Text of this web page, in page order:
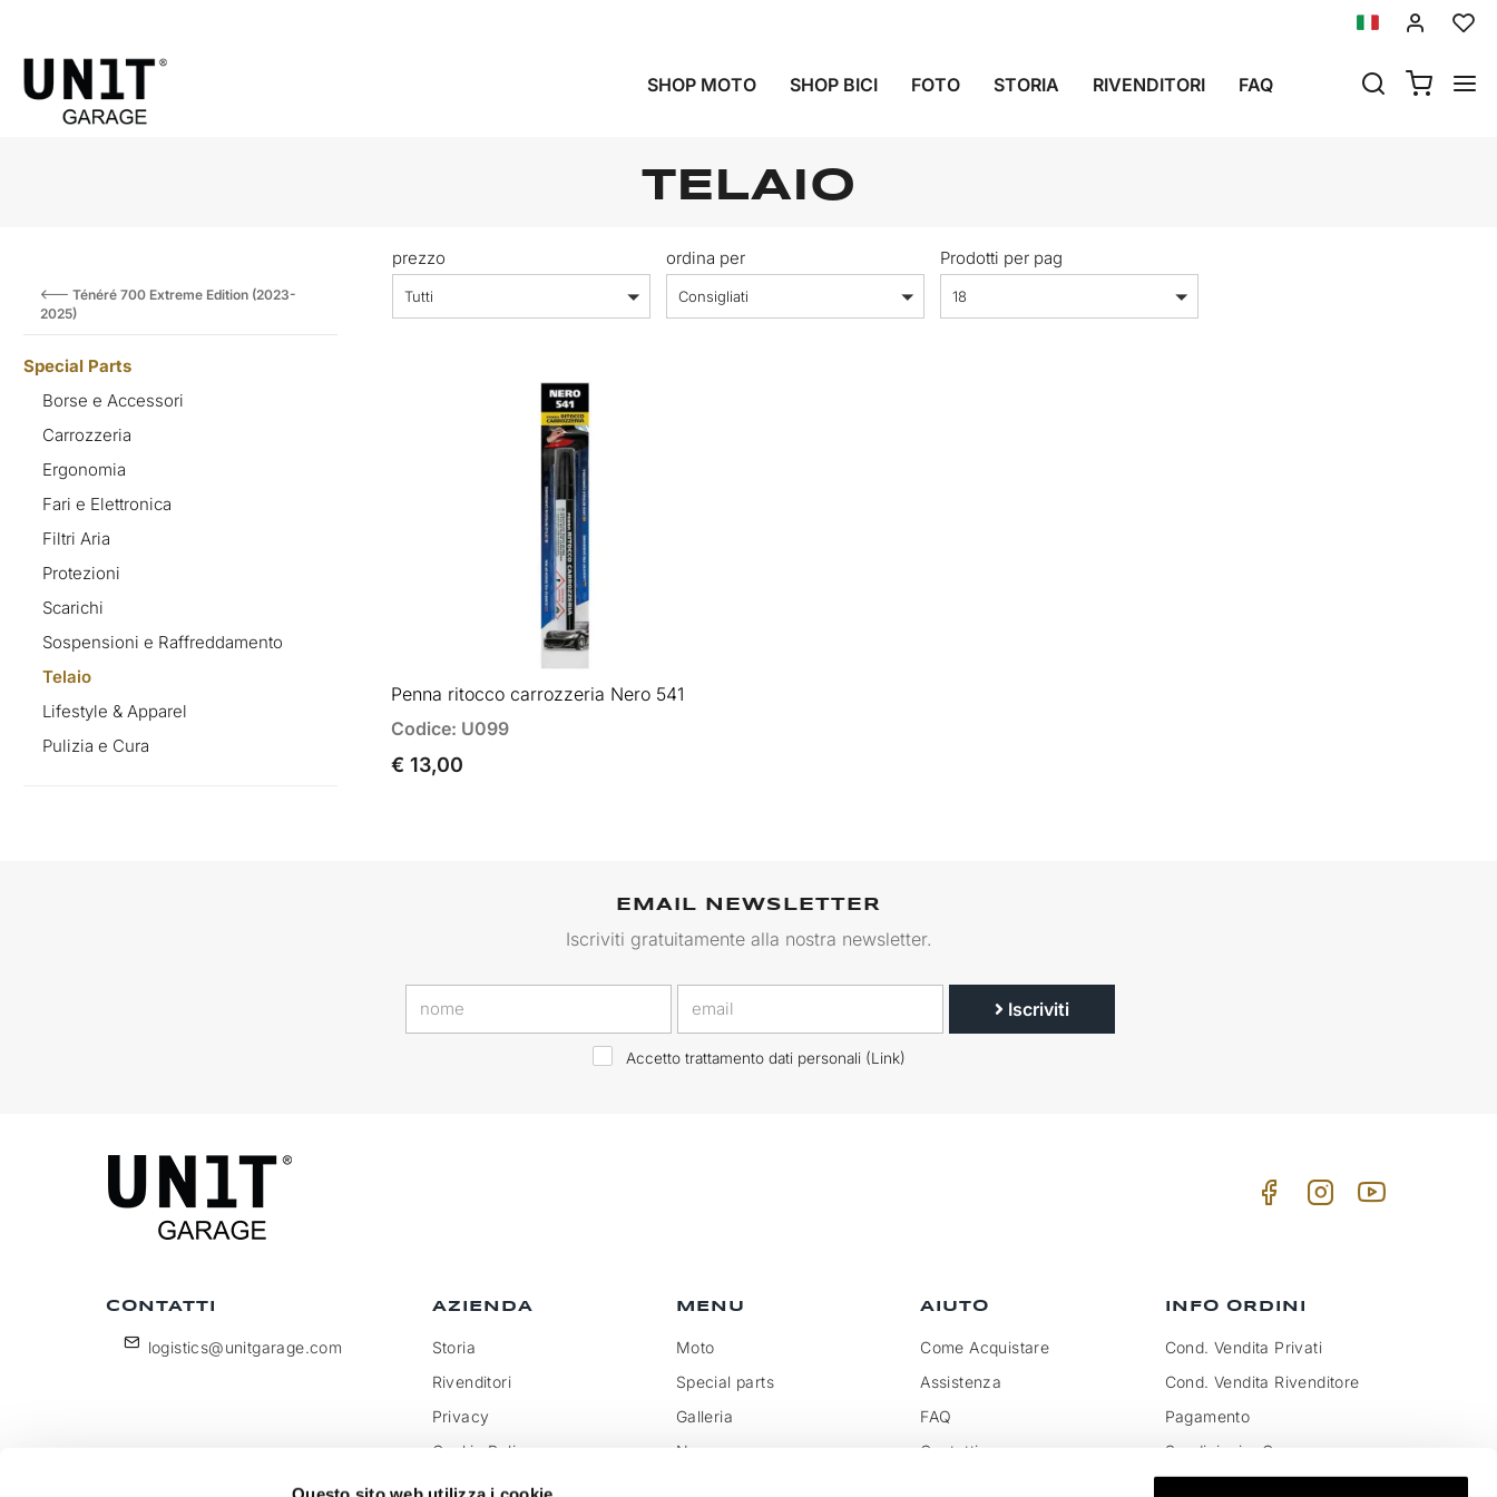
SHOP MOTO SHOP BICI FOTO STORIA RIVENDITORI FAQ
TELAIO
Ténéré 700 Extreme Edition (2023-
2025)
Special Parts
Borse e Accessori
Carrozzeria
Ergonomia
Fari e Elettronica
Filtri Aria
Protezioni
Scarichi
Sospensioni e Raffreddamento
Telaio
Lifestyle & Apparel
Pulizia e Cura
prezzo
Tutti
ordina per
Consigliati
Prodotti per pag
18
Penna ritocco carrozzeria Nero 541
Codice: U099
€ 13,00
EMAIL NEWSLETTER
Iscriviti gratuitamente alla nostra newsletter.
Iscriviti
Accetto trattamento dati personali (Link)
CONTATTI
logistics@unitgarage.com
AZIENDA
Storia
Rivenditori
Privacy
Cookie Policy
Diventa rivenditore
MENU
Moto
Special parts
Galleria
News
AIUTO
Come Acquistare
Assistenza
FAQ
Contatti
INFO ORDINI
Cond. Vendita Privati
Cond. Vendita Rivenditore
Pagamento
Spedizioni e Consegna